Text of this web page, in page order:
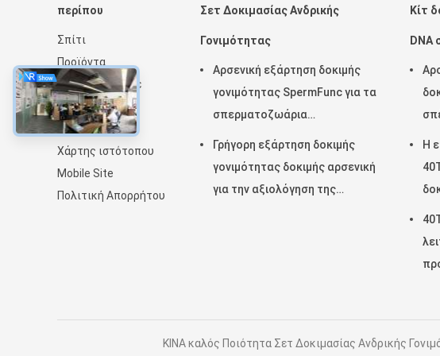
περίπου
Σπίτι
Προϊόντα
VR παρουσιάστε
Περίπου εμείς
Ειδήσεις
Χάρτης ιστότοπου
Mobile Site
Πολιτική Απορρήτου
Σετ Δοκιμασίας Ανδρικής
Γονιμότητας
Αρσενική εξάρτηση δοκιμής
γονιμότητας SpermFunc για τα
σπερματοζωάρια
επιστρώματος αντισωμάτων
IgG προσδιορισμού
Γρήγορη εξάρτηση δοκιμής
γονιμότητας δοκιμής αρσενική
για την αξιολόγηση της
Κίτ
DNA
Η
ΚΙΝΑ καλός Ποιότητα Σετ Δοκιμασίας Ανδρικής